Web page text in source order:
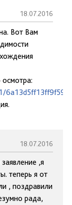
18.07.2016
Вот Вам
осмотра:
18.07.2016
,я
теперь я от
, поздравили
рада,